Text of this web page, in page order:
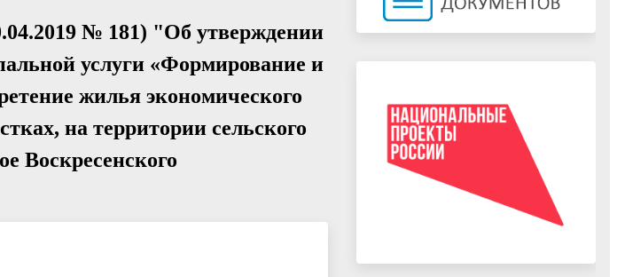
№ 181) "Об утверждении
услуги «Формирование и
жилья экономического
на территории сельского
Воскресенского